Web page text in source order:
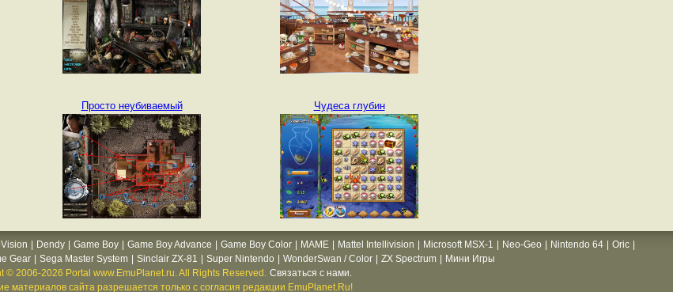
Просто неубиваемый Чудеса глубин
Dendy Game Boy Game Boy Advance Game Boy Color MAME Mattel Intellivision Microsoft MSX-1 Neo-Geo Nintendo 64 Oric
Gear Sega Master System Sinclair ZX-81 Super Nintendo WonderSwan / Color ZX Spectrum
Мини Игры
© 2006-2026 Portal www.EmuPlanet.ru. All Rights Reserved. Связаться с нами.
материалов сайта разрешается только с согласия редакции EmuPlanet.Ru!